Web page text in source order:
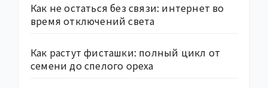
Как не остаться без связи: интернет во
время отключений света
Как растут фисташки: полный цикл от
семени до спелого ореха